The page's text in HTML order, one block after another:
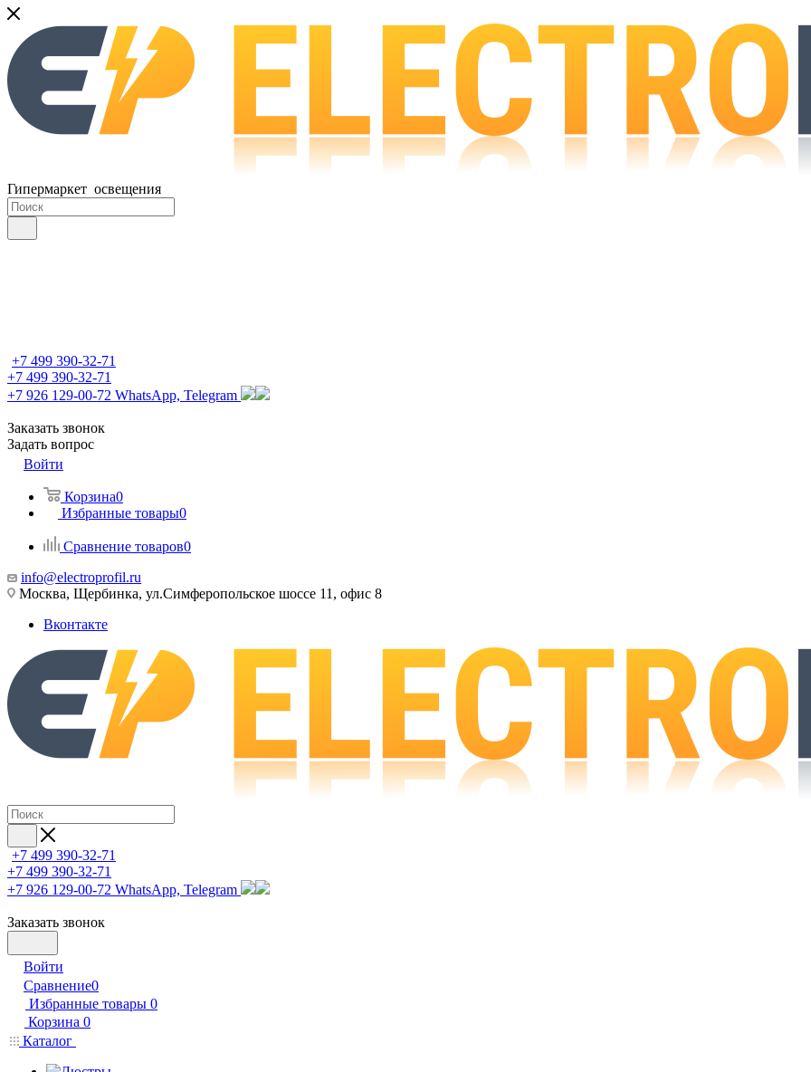
Гипермаркет освещения
+7 499 390-32-71
+7 499 390-32-71
+7 926 129-00-72 WhatsApp, Telegram
Заказать звонок
Задать вопрос
Войти
Корзина0
Избранные товары0
Сравнение товаров0
info@electroprofil.ru
Москва, Щербинка, ул.Симферопольское шоссе 11, офис 8
Вконтакте
+7 499 390-32-71
+7 499 390-32-71
+7 926 129-00-72 WhatsApp, Telegram
Заказать звонок
Войти
Сравнение0
Избранные товары 0
Корзина 0
Каталог